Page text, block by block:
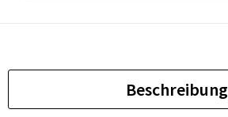
Beschreibung